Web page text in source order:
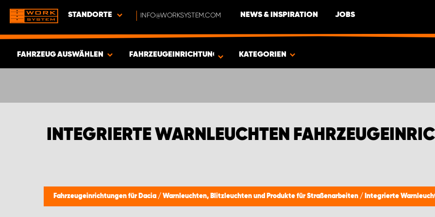
STANDORTE INFO@WORKSYSTEM.COM NEWS & INSPIRATION JOBS
FAHRZEUG AUSWÄHLEN
ARTIKEL
FAHRZEUGEINRICHTUNGEN FÜR DACIA
KATEGORIEN
INTEGRIERTE WARNLEUCHTEN
Fahrzeugeinrichtungen für Dacia / Warnleuchten, Blitzleuchten und Produkte für Straßenarbeiten / Integrierte